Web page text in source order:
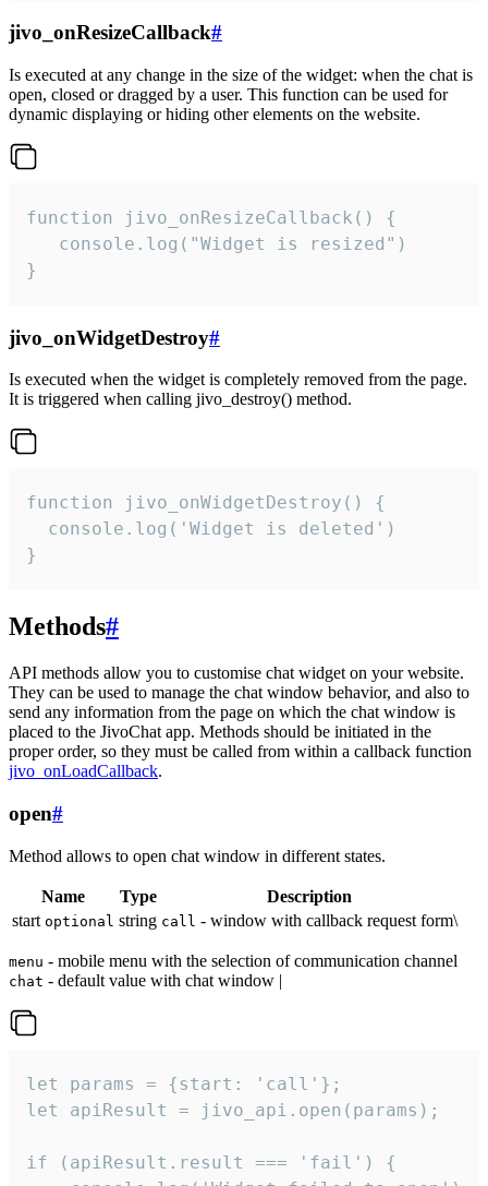
jivo_onResizeCallback#
Is executed at any change in the size of the widget: when the chat is
open, closed or dragged by a user. This function can be used for
dynamic displaying or hiding other elements on the website.
function jivo_onResizeCallback() {
   console.log("Widget is resized")
}
jivo_onWidgetDestroy#
Is executed when the widget is completely removed from the page.
It is triggered when calling jivo_destroy() method.
function jivo_onWidgetDestroy() {
  console.log('Widget is deleted')
}
Methods#
API methods allow you to customise chat widget on your website.
They can be used to manage the chat window behavior, and also to
send any information from the page on which the chat window is
placed to the JivoChat app. Methods should be initiated in the
proper order, so they must be called from within a callback function
jivo_onLoadCallback.
open#
Method allows to open chat window in different states.
Name Type
Description
start optional string call - window with callback request form\
menu - mobile menu with the selection of communication channel
chat - default value with chat window |
let params = {start: 'call'};
let apiResult = jivo_api.open(params);
if (apiResult.result === 'fail') {